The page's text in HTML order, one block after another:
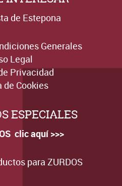
Generales
Legal
Privacidad
Cookies
ESPECIALES
clic aquí >>>